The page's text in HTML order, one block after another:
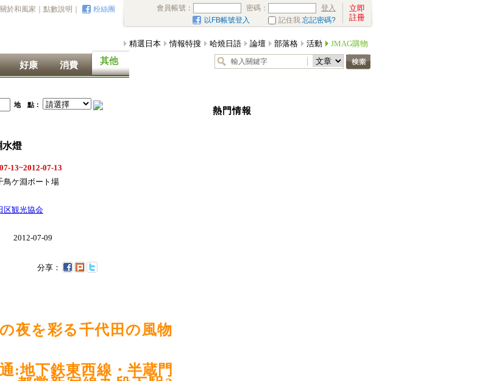
會員帳號： 密碼：
登入
以FB帳號登入
記住我 忘記密碼?
立即
註冊
關於和風家 點數說明 粉絲團
精選日本 情報特搜 哈燒日語 論壇 部落格 活動 JMAG購物
好康 消費 其他
地 點：
水燈
13~2012-07-13
ケ淵ボート場
区観光協会
2012-07-09
分享：
夜を彩る千代田の風物
:地下鉄東西線・半蔵門
熱門情報